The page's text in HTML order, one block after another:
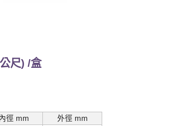
尺) /盒
徑 mm
外徑 mm